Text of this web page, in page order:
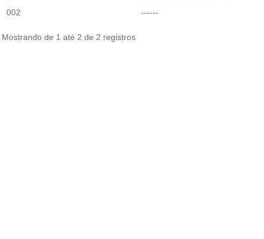
002
------
Mostrando de 1 até 2 de 2 registros